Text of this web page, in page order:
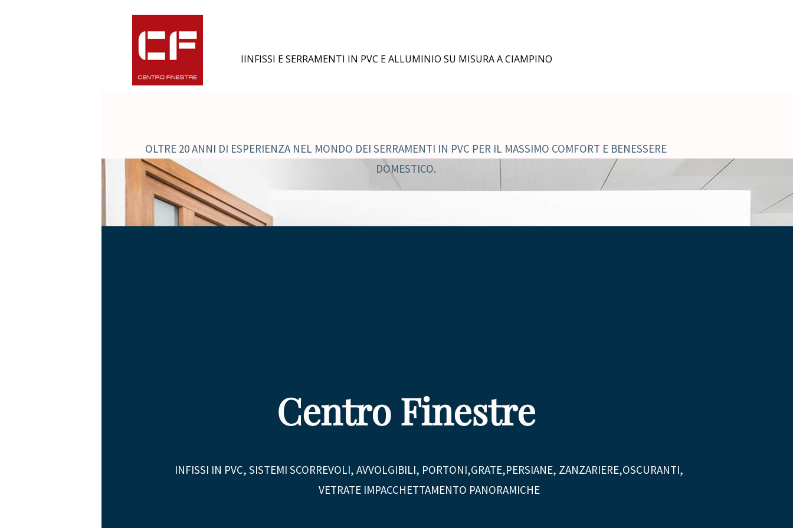
IINFISSI E SERRAMENTI IN PVC E ALLUMINIO SU MISURA A CIAMPINO
OLTRE 20 ANNI DI ESPERIENZA NEL MONDO DEI SERRAMENTI IN PVC PER IL MASSIMO COMFORT E BENESSERE
DOMESTICO.
Centro Finestre
INFISSI IN PVC, SISTEMI SCORREVOLI, AVVOLGIBILI, PORTONI,GRATE,PERSIANE, ZANZARIERE,OSCURANTI,
VETRATE IMPACCHETTAMENTO PANORAMICHE